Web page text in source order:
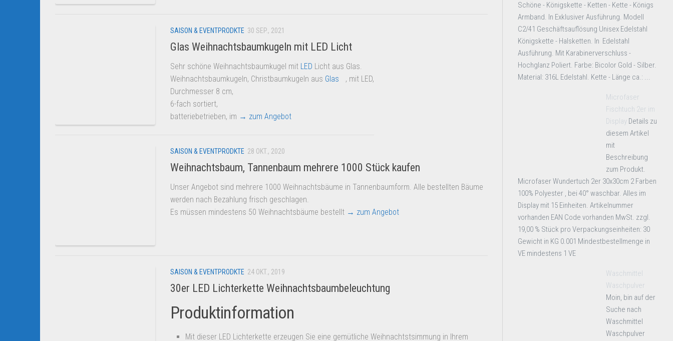
SAISON & EVENTPRODKTE 30 SEP., 2021
Glas Weihnachtsbaumkugeln mit LED Licht
Sehr schöne Weihnachtsbaumkugel mit LED Licht aus Glas.
Weihnachtsbaumkugeln, Christbaumkugeln aus Glas
, mit LED,
Durchmesser 8 cm,
6-fach sortiert,
batteriebetrieben, im → zum Angebot
SAISON & EVENTPRODKTE 28 OKT., 2020
Weihnachtsbaum, Tannenbaum mehrere 1000 Stück kaufen
Unser Angebot sind mehrere 1000 Weihnachtsbäume in Tannenbaumform. Alle bestellten Bäume
werden nach Bezahlung frisch geschlagen.
Es müssen mindestens 50 Weihnachtsbäume bestellt → zum Angebot
SAISON & EVENTPRODKTE 24 OKT., 2019
30er LED Lichterkette Weihnachtsbaumbeleuchtung
Produktinformation
Mit dieser LED Lichterkette erzeugen Sie eine gemütliche Weihnachtstsimmung in Ihrem
Schöne - Königskette - Ketten - Kette - Königs
Armband. In Exklusiver Ausführung. Modell
C2/41 Geschäftsauflösung Unisex Edelstahl
Königskette - Halsketten. In Edelstahl
Ausführung. Mit Karabinerverschluss -
Hochglanz Poliert. Farbe: Bicolor Gold - Silber.
Material: 316L Edelstahl. Kette - Länge ca.: ...
Microfaser
Fischtuch 2er im
Display Details zu
diesem Artikel
mit
Beschreibung
zum Produkt.
Microfaser Wundertuch 2er 30x30cm 2 Farben
100% Polyester , bei 40° waschbar. Alles im
Display mit 15 Einheiten. Artikelnummer
vorhanden EAN Code vorhanden MwSt. zzgl.
19,00 % Stück pro Verpackungseinheiten: 30
Gewicht in KG 0.001 Mindestbestellmenge in
VE mindestens 1 VE
Waschmittel
Waschpulver
Moin, bin auf der
Suche nach
Waschmittel
Waschpulver